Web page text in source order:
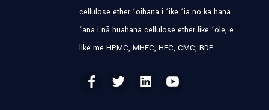
cellulose ether ʻoihana i ʻike ʻia no ka hana
ʻana i nā huahana cellulose ether like ʻole, e
like me HPMC, MHEC, HEC, CMC, RDP.